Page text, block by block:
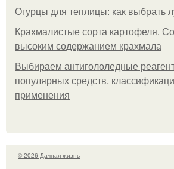
Огурцы для теплицы: как выбрать
Крахмалистые сорта картофеля.
высоким содержанием крахмала
Выбираем антигололедные
популярных средств,
применения
© 2026 Дачная жизнь